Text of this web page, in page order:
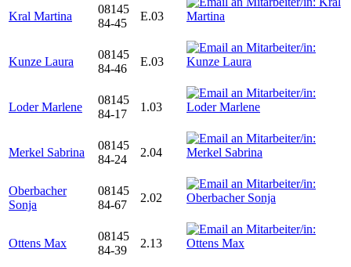
Kral Martina
08145
84-45
E.03
Kunze Laura
08145
84-46
E.03
Loder Marlene
08145
84-17
1.03
Merkel Sabrina
08145
84-24
2.04
Oberbacher
Sonja
08145
84-67
2.02
Ottens Max
08145
84-39
2.13